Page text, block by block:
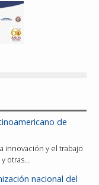
de
innovación y el trabajo
otras…
nacional del